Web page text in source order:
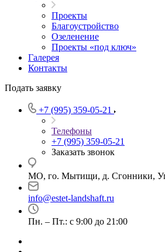
Проекты
Благоустройство
Озеленение
Проекты «под ключ»
Галерея
Контакты
Подать заявку
+7 (995) 359-05-21
Телефоны
+7 (995) 359-05-21
Заказать звонок
МО, го. Мытищи, д. Сгонники,
info@estet-landshaft.ru
Пн. – Пт.: с 9:00 до 21:00